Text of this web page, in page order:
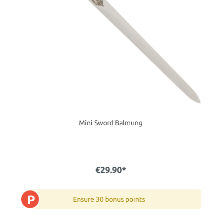
Mini Sword Balmung
€29.90*
P Ensure 30 bonus points